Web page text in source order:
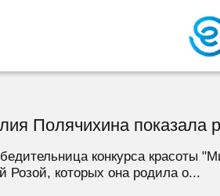
Полячихина показала
конкурса красоты
Розой, которых она родила о...